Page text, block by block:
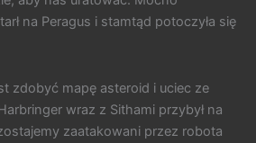
na Peragus i stamtąd potoczyła się
zdobyć mapę asteroid i uciec ze
wraz z Sithami przybył na
zaatakowani przez robota